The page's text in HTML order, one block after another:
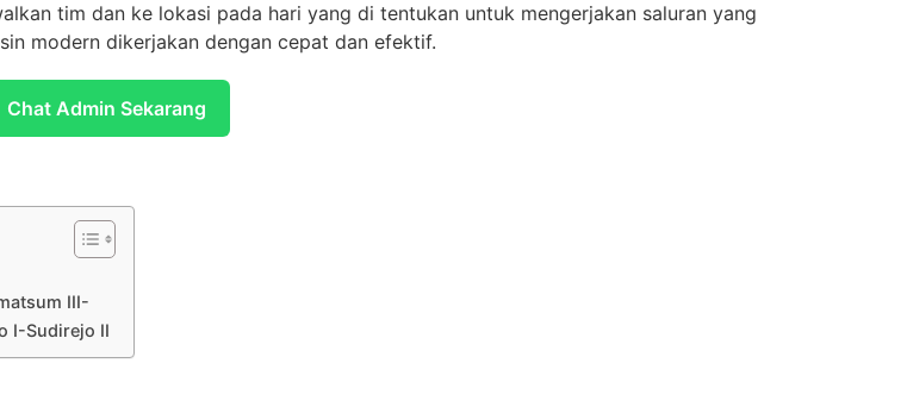
tim dan ke lokasi pada hari yang di tentukan untuk mengerjakan saluran yang
modern dikerjakan dengan cepat dan efektif.
Chat Admin Sekarang
III-
I-Sudirejo II